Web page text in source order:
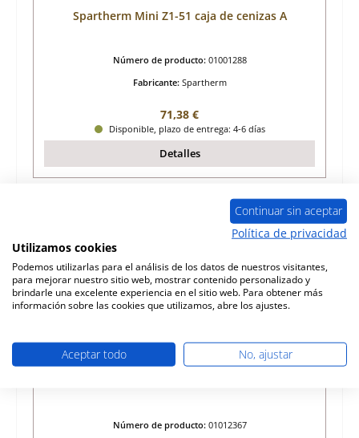
Spartherm Mini Z1-51 caja de cenizas A
Número de producto: 01001288
Fabricante: Spartherm
Precio normal:
71,38 €
Disponible, plazo de entrega: 4-6 días
Detalles
Número de producto: 01012367
Continuar sin aceptar
Política de privacidad
Utilizamos cookies
Podemos utilizarlas para el análisis de los datos de nuestros visitantes,
para mejorar nuestro sitio web, mostrar contenido personalizado y
brindarle una excelente experiencia en el sitio web. Para obtener más
información sobre las cookies que utilizamos, abre los ajustes.
Aceptar todo No, ajustar